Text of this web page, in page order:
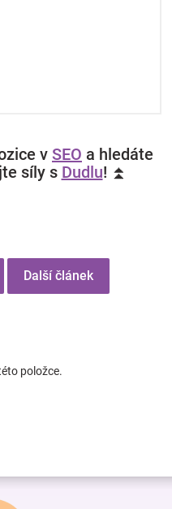
v SEO a hledáte
síly s Dudlu! ⏫
Další článek
položce.